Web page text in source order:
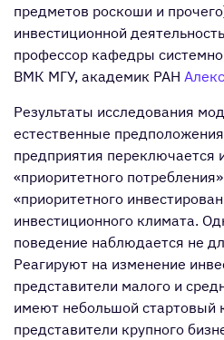
предметов роскоши и
инвестиционной
профессор кафедры
ВМК МГУ, академик РАН
Результаты исследования
естественные
предприятия переключается
«приоритетного
«приоритетного
инвестиционного климата.
поведение наблюдается не
Реагируют на изменение
представители малого и
имеют небольшой стартовый
представители крупного